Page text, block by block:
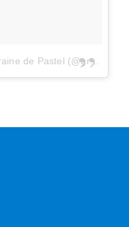
Una publicación compartida de Graine de Pastel (@graine_de_pastel)